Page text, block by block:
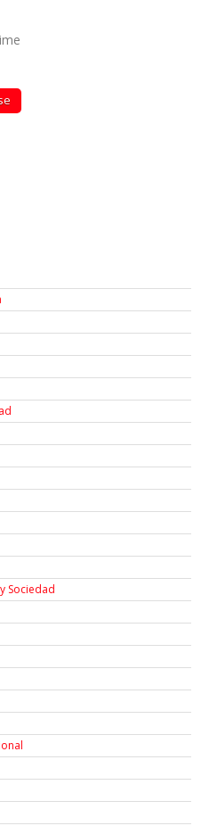
Sociedad